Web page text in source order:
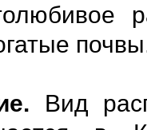
Вид